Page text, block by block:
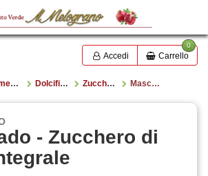
Accedi
0
Carrello
Dolcificanti Zuccheri vari Mascobado - Zucchero di Canna Integrale
- Zucchero di